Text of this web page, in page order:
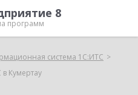
8
программ
система 1С:ИТС
Кумертау